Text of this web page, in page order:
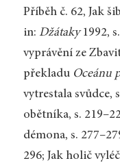
Příběh č. 62, Jak
in: Džátaky1992,
vyprávění ze
překladu Oceánu
vytrestala svůdce,
obětníka, s.
démona, s.
296; Jak holič